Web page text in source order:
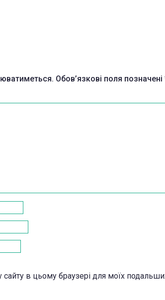
Обов’язкові поля позначені
сайту в цьому браузері для моїх